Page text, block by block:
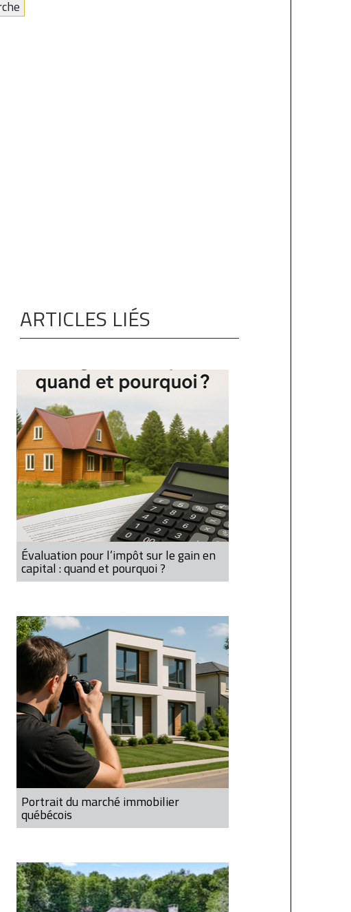
ARTICLES LIÉS
Évaluation pour l’impôt sur le gain en
capital : quand et pourquoi ?
Portrait du marché immobilier
québécois